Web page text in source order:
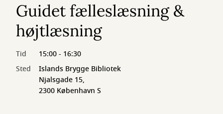
Guidet fælleslæsning &
højtlæsning
Tid
15:00 - 16:30
Sted
Islands Brygge Bibliotek
Njalsgade 15,
2300 København S